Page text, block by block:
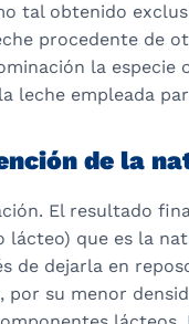
tal obtenido
procedente de
la especie
leche empleada
de la
El resultado
lácteo) que es la
de dejarla en
su menor